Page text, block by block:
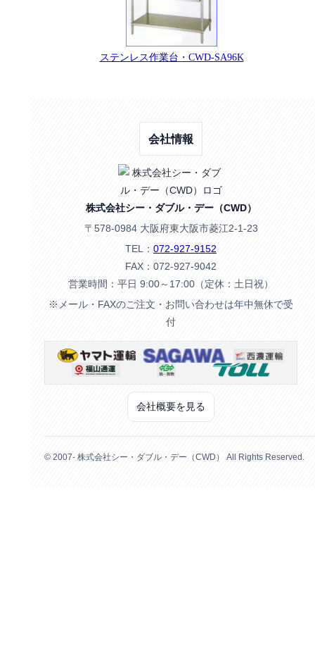
ステンレス作業台・CWD-SA96K
会社情報
株式会社シー・ダブル・デー（CWD）
〒578-0984 大阪府東大阪市菱江2-1-23
TEL： 072-927-9152
FAX：072-927-9042
営業時間：平日 9:00～17:00（定休：土日祝）
※メール・FAXのご注文・お問い合わせは年中無休で受
付
会社概要を見る
© 2007- 株式会社シー・ダブル・デー（CWD） All Rights Reserved.